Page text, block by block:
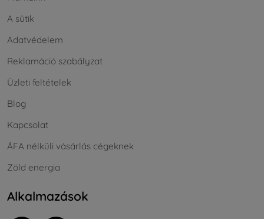
A sütik
Adatvédelem
Reklamáció szabályzat
Üzleti feltételek
Blog
Kapcsolat
ÁFA nélküli vásárlás cégeknek
Zöld energia
Alkalmazások